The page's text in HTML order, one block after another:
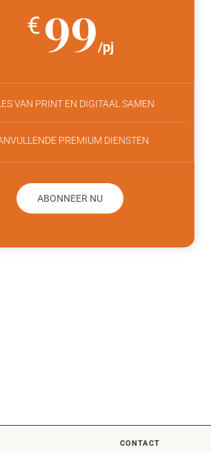
€ 99/pj
VAN PRINT EN DIGITAAL SAMEN
PREMIUM DIENSTEN
ABONNEER NU
CONTACT